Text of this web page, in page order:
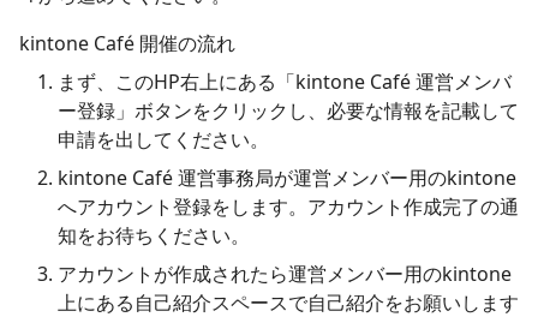
kintone Café 開催の流れ
まず、このHP右上にある「kintone Café 運営メンバ
ー登録」ボタンをクリックし、必要な情報を記載して
申請を出してください。
kintone Café 運営事務局が運営メンバー用のkintone
へアカウント登録をします。アカウント作成完了の通
知をお待ちください。
アカウントが作成されたら運営メンバー用のkintone
上にある自己紹介スペースで自己紹介をお願いします